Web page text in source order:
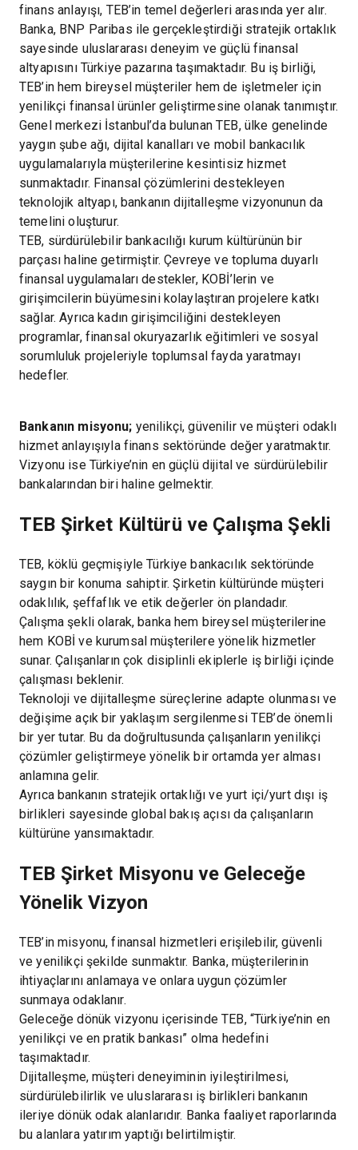
finans anlayışı, TEB’in temel değerleri arasında yer alır.
Banka, BNP Paribas ile gerçekleştirdiği stratejik ortaklık
sayesinde uluslararası deneyim ve güçlü finansal
altyapısını Türkiye pazarına taşımaktadır. Bu iş birliği,
TEB’in hem bireysel müşteriler hem de işletmeler için
yenilikçi finansal ürünler geliştirmesine olanak tanımıştır.
Genel merkezi İstanbul’da bulunan TEB, ülke genelinde
yaygın şube ağı, dijital kanalları ve mobil bankacılık
uygulamalarıyla müşterilerine kesintisiz hizmet
sunmaktadır. Finansal çözümlerini destekleyen
teknolojik altyapı, bankanın dijitalleşme vizyonunun da
temelini oluşturur.
TEB, sürdürülebilir bankacılığı kurum kültürünün bir
parçası haline getirmiştir. Çevreye ve topluma duyarlı
finansal uygulamaları destekler, KOBİ’lerin ve
girişimcilerin büyümesini kolaylaştıran projelere katkı
sağlar. Ayrıca kadın girişimciliğini destekleyen
programlar, finansal okuryazarlık eğitimleri ve sosyal
sorumluluk projeleriyle toplumsal fayda yaratmayı
hedefler.
Bankanın misyonu; yenilikçi, güvenilir ve müşteri odaklı
hizmet anlayışıyla finans sektöründe değer yaratmaktır.
Vizyonu ise Türkiye’nin en güçlü dijital ve sürdürülebilir
bankalarından biri haline gelmektir.
TEB Şirket Kültürü ve Çalışma Şekli
TEB, köklü geçmişiyle Türkiye bankacılık sektöründe
saygın bir konuma sahiptir. Şirketin kültüründe müşteri
odaklılık, şeffaflık ve etik değerler ön plandadır.
Çalışma şekli olarak, banka hem bireysel müşterilerine
hem KOBİ ve kurumsal müşterilere yönelik hizmetler
sunar. Çalışanların çok disiplinli ekiplerle iş birliği içinde
çalışması beklenir.
Teknoloji ve dijitalleşme süreçlerine adapte olunması ve
değişime açık bir yaklaşım sergilenmesi TEB’de önemli
bir yer tutar. Bu da doğrultusunda çalışanların yenilikçi
çözümler geliştirmeye yönelik bir ortamda yer alması
anlamına gelir.
Ayrıca bankanın stratejik ortaklığı ve yurt içi/yurt dışı iş
birlikleri sayesinde global bakış açısı da çalışanların
kültürüne yansımaktadır.
TEB Şirket Misyonu ve Geleceğe
Yönelik Vizyon
TEB’in misyonu, finansal hizmetleri erişilebilir, güvenli
ve yenilikçi şekilde sunmaktır. Banka, müşterilerinin
ihtiyaçlarını anlamaya ve onlara uygun çözümler
sunmaya odaklanır.
Geleceğe dönük vizyonu içerisinde TEB, “Türkiye’nin en
yenilikçi ve en pratik bankası” olma hedefini
taşımaktadır.
Dijitalleşme, müşteri deneyiminin iyileştirilmesi,
sürdürülebilirlik ve uluslararası iş birlikleri bankanın
ileriye dönük odak alanlarıdır. Banka faaliyet raporlarında
bu alanlara yatırım yaptığı belirtilmiştir.